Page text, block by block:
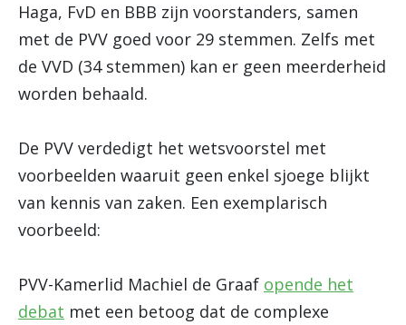
Haga, FvD en BBB zijn voorstanders, samen
met de PVV goed voor 29 stemmen. Zelfs met
de VVD (34 stemmen) kan er geen meerderheid
worden behaald.
De PVV verdedigt het wetsvoorstel met
voorbeelden waaruit geen enkel sjoege blijkt
van kennis van zaken. Een exemplarisch
voorbeeld:
PVV-Kamerlid Machiel de Graaf opende het
debat met een betoog dat de complexe